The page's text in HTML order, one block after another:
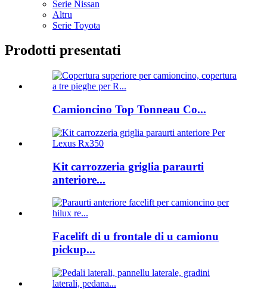
Serie Nissan
Altru
Serie Toyota
Prodotti presentati
Camioncino Top Tonneau Co...
Kit carrozzeria griglia paraurti
anteriore...
Facelift di u frontale di u camionu
pickup...